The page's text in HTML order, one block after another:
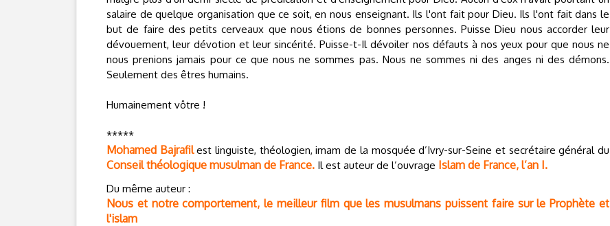
salaire de quelque organisation que ce soit, en nous enseignant. Ils l'ont fait pour Dieu. Ils l'ont fait dans le
but de faire des petits cerveaux que nous étions de bonnes personnes. Puisse Dieu nous accorder leur
dévouement, leur dévotion et leur sincérité. Puisse-t-Il dévoiler nos défauts à nos yeux pour que nous ne
nous prenions jamais pour ce que nous ne sommes pas. Nous ne sommes ni des anges ni des démons.
Seulement des êtres humains.
Humainement vôtre !
*****
Mohamed Bajrafilest linguiste, théologien, imam de la mosquée d’Ivry-sur-Seine et secrétaire général du
Conseil théologique musulman de France. Il est auteur de l’ouvrage Islam de France, l’an I.
Du même auteur :
Nous et notre comportement, le meilleur film que les musulmans puissent faire sur le Prophète et
l'islam